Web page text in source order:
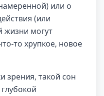
или о
(или
жизни могут
то хрупкое, новое
зрения, такой сон